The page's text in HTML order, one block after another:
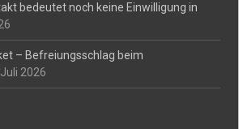
bedeutet noch keine Einwilligung in
– Befreiungsschlag beim
2026